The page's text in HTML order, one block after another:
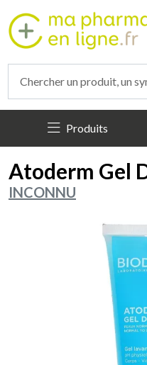
Produits
Atoderm Gel
INCONNU